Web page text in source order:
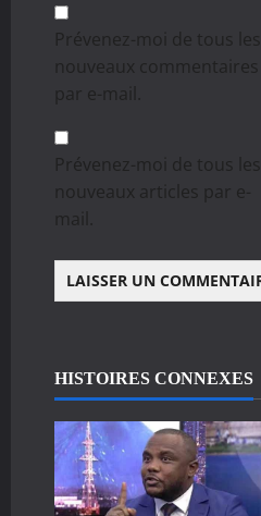
Prévenez-moi de tous les
nouveaux commentaires
par e-mail.
Prévenez-moi de tous les
nouveaux articles par e-
mail.
HISTOIRES CONNEXES